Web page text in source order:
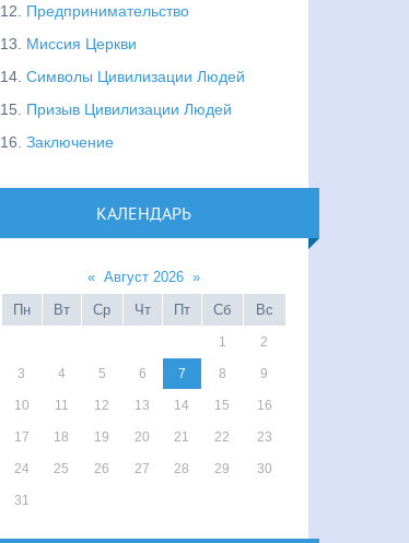
12. Предпринимательство
13. Миссия Церкви
14.Символы Цивилизации Людей
15. Призыв Цивилизации Людей
16.Заключение
КАЛЕНДАРЬ
« Август 2026 »
Пн
Вт Ср Чт Пт Сб Вс
1 2
3 4 5 6 7 8 9
10 11 12 13 14 15 16
17 18 19 20 21 22 23
24 25 26 27 28 29 30
31